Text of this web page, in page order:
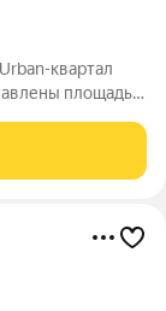
квартал